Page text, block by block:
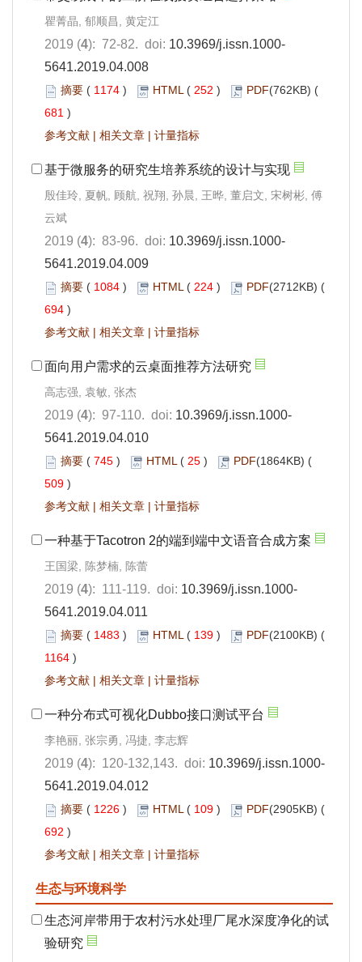
瞿菁晶, 郁顺昌, 黄定江
2019 (4): 72-82. doi: 10.3969/j.issn.1000-
5641.2019.04.008
摘要 ( 1174 ) HTML( 252 ) PDF(762KB) (
681 )
参考文献 | 相关文章 | 计量指标
基于微服务的研究生培养系统的设计与实现
殷佳玲, 夏帆, 顾航, 祝翔, 孙晨, 王晔, 董启文, 宋树彬, 傅
云斌
2019 (4): 83-96. doi: 10.3969/j.issn.1000-
5641.2019.04.009
摘要 ( 1084 ) HTML( 224 ) PDF(2712KB) (
694 )
参考文献 | 相关文章 | 计量指标
面向用户需求的云桌面推荐方法研究
高志强, 袁敏, 张杰
2019 (4): 97-110. doi: 10.3969/j.issn.1000-
5641.2019.04.010
摘要 ( 745 ) HTML( 25 ) PDF(1864KB) (
509 )
参考文献 | 相关文章 | 计量指标
一种基于Tacotron 2的端到端中文语音合成方案
王国梁, 陈梦楠, 陈蕾
2019 (4): 111-119. doi: 10.3969/j.issn.1000-
5641.2019.04.011
摘要 ( 1483 ) HTML( 139 ) PDF(2100KB) (
1164 )
参考文献 | 相关文章 | 计量指标
一种分布式可视化Dubbo接口测试平台
李艳丽, 张宗勇, 冯捷, 李志辉
2019 (4): 120-132,143. doi: 10.3969/j.issn.1000-
5641.2019.04.012
摘要 ( 1226 ) HTML( 109 ) PDF(2905KB) (
692 )
参考文献 | 相关文章 | 计量指标
生态与环境科学
生态河岸带用于农村污水处理厂尾水深度净化的试
验研究